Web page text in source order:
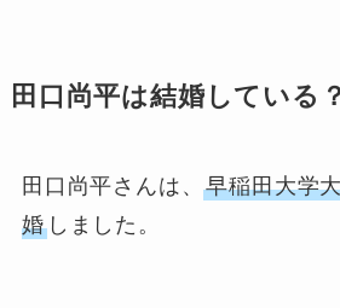
田口尚平は結婚している？
田口尚平さんは、早稲田大学
婚しました。